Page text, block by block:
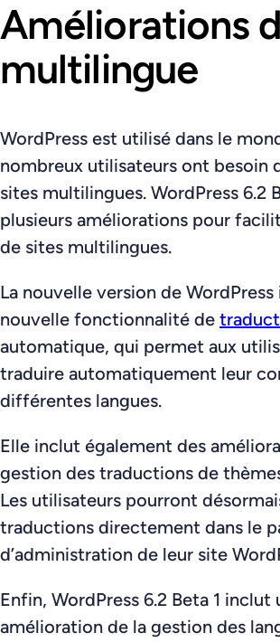
Améliorations
multilingue
WordPress est utilisé dans le
nombreux utilisateurs ont besoin
sites multilingues. WordPress 6.2
plusieurs améliorations pour
de sites multilingues.
La nouvelle version de
nouvelle fonctionnalité de
automatique, qui permet aux
traduire automatiquement leur
différentes langues.
Elle inclut également des
gestion des traductions de
Les utilisateurs pourront
traductions directement dans le
d’administration de leur site
Enfin, WordPress 6.2 Beta 1 inclut
amélioration de la gestion des